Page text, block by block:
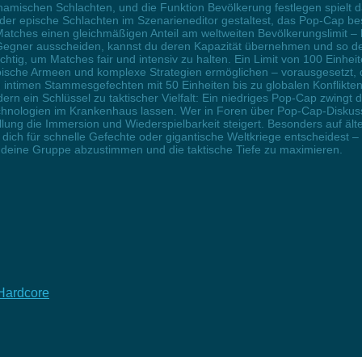
Schlachten, und die Funktion Bevölkerung festlegen spielt
epische Schlachten im Szenarieneditor gestaltest, das Pop-Cap
einen gleichmäßigen Anteil am weltweiten Bevölkerungslimit –
ausscheiden, kannst du deren Kapazität übernehmen und so
um Matches fair und intensiv zu halten. Ein Limit von 100
Armeen und komplexe Strategien ermöglichen – vorausgesetzt,
Stammesgefechten mit 50 Einheiten bis zu globalen
ein Schlüssel zu taktischer Vielfalt: Ein niedriges Pop-Cap zwingt
im Krankenhaus lassen. Wer in Foren über Pop-Cap-
die Immersion und Wiederspielbarkeit steigert. Besonders auf
für schnelle Gefechte oder gigantische Weltkriege entscheidest –
Gruppe abzustimmen und die taktische Tiefe zu maximieren.